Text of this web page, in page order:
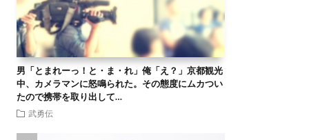
男「とまれーっ！と・ま・れ」俺「え？」京都観光
中、カメラマンに怒鳴られた。その態度にムカつい
たので携帯を取り出して…
武勇伝